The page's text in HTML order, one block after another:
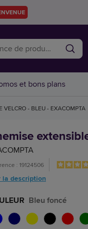
et bons plans
VELCRO - BLEU - EXACOMPTA
: 19124506
la description
Bleu foncé